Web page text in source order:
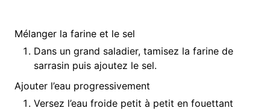
Mélanger la farine et le sel
Dans un grand saladier, tamisez la farine de
sarrasin puis ajoutez le sel.
Ajouter l’eau progressivement
Versez l’eau froide petit à petit en fouettant